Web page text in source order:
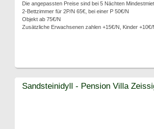
Die angepassten Preise sind bei 5 Nächten
2-Bettzimmer für 2P/N 65€, bei einer P 50€/N
Objekt ab 75€/N
Zusätzliche Erwachsenen zahlen +15€/N, Kinder +10€/
Sandsteinidyll - Pension Villa